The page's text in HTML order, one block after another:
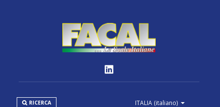
ITALIA (italiano)
RICERCA